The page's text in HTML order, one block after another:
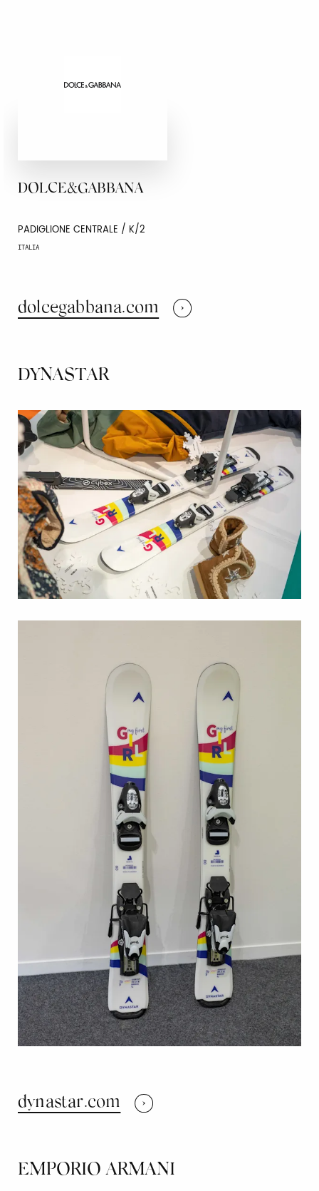
DOLCE&GABBANA
PADIGLIONE CENTRALE / K/2
ITALIA
dolcegabbana.com
DYNASTAR
dynastar.com
EMPORIO ARMANI